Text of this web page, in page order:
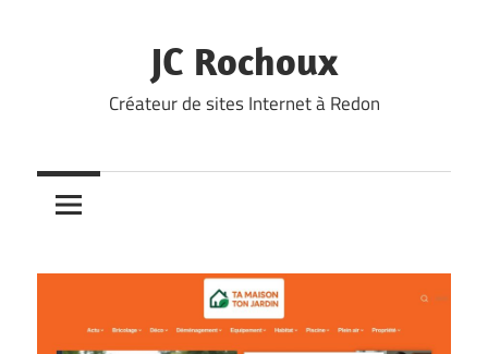
JC Rochoux
Créateur de sites Internet à Redon